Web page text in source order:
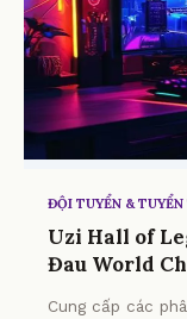
ĐỘI TUYỂN &
Uzi Hall of
Đau World
Cung cấp các